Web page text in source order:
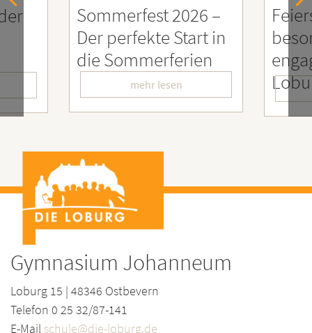
–
Feierstunde zu Ehren
besonders
engagierter
LoburgerInnen
mehr lesen
–
Gymnasium Johanneum
Loburg 15 | 48346 Ostbevern
Telefon 0 25 32/87-141
E-Mail schule@die-loburg.de